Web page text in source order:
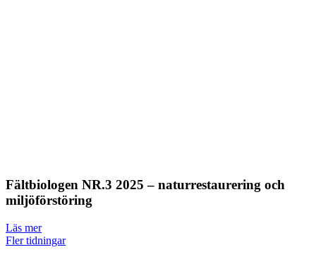
Fältbiologen NR.3 2025 – naturrestaurering och
miljöförstöring
Läs mer
Fler tidningar